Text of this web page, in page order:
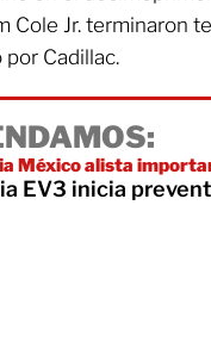
Cole Jr. terminaron
Cadillac.
México alista
EV3 inicia